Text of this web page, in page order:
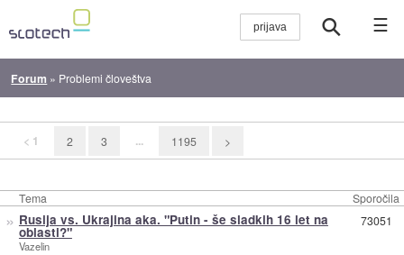
☰
Forum » Problemi človeštva
< 1 2 3 ... 1195 >
Tema Sporočila
» Rusija vs. Ukrajina aka. "Putin - še sladkih 16 let na
oblasti?"
Vazelin
73051